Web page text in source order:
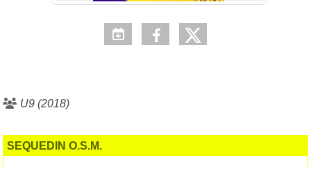
U9 (2018)
SEQUEDIN O.S.M.